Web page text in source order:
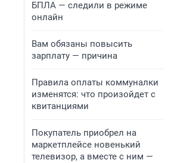
БПЛА — следили в режиме
онлайн
Вам обязаны повысить
зарплату — причина
Правила оплаты коммуналки
изменятся: что произойдет с
квитанциями
Покупатель приобрел на
маркетплейсе новенький
телевизор, а вместе с ним —